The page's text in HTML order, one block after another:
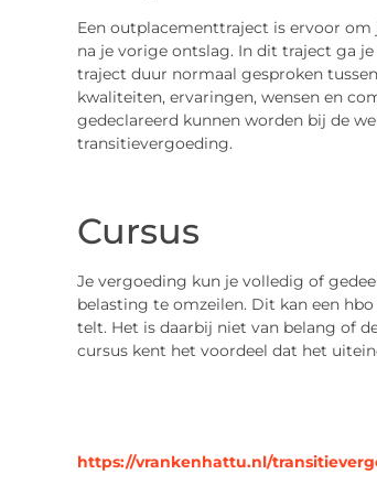
Een outplacementtraject is ervoor
na je vorige ontslag. In dit traject ga
traject duur normaal gesproken
kwaliteiten, ervaringen, wensen en
gedeclareerd kunnen worden bij de
transitievergoeding.
Cursus
Je vergoeding kun je volledig of
belasting te omzeilen. Dit kan een
telt. Het is daarbij niet van belang of
cursus kent het voordeel dat het
https://vrankenhattu.nl/